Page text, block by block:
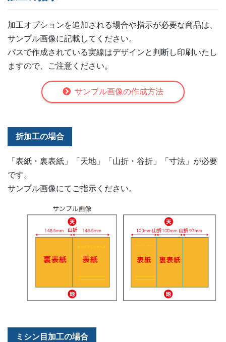
加工オプションを追加される場合や指示が必要な商品は、
サンプル画像に記載してください。
パスで作成されている実線はデザインと判断し印刷いたし
ますので、ご注意ください。
サンプル画像の作成方法
折加工の場合
「表紙・裏表紙」「天地」「山折・谷折」「寸法」が必要
です。
サンプル画像にてご指示ください。
ミシン目加工の場合